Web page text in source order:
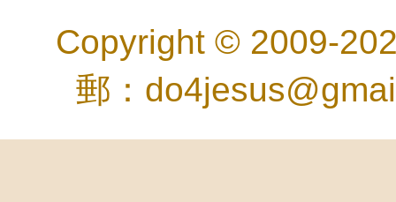
Copyright © 2009-
郵：